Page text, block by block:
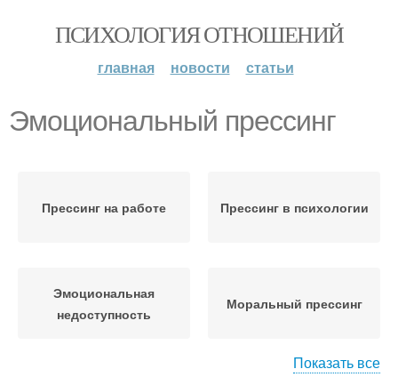
ПСИХОЛОГИЯ ОТНОШЕНИЙ
главная новости статьи
Эмоциональный прессинг
Прессинг на работе Прессинг в психологии
Эмоциональная
недоступность
Моральный прессинг
Показать все